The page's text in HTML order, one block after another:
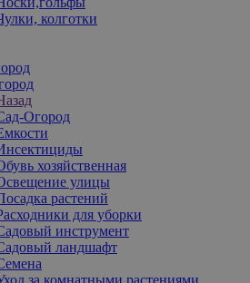
колготки
Огород
хозяйственная
улицы
растений
для уборки
инструмент
ландшафт
за комнатными растениями